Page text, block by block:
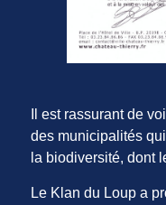
Il est rassurant de
des municipalités
la biodiversité, dont
Le Klan du Loup a